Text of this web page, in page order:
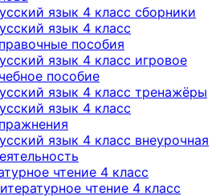
язык 4 класс сборники
язык 4 класс
пособия
язык 4 класс игровое
пособие
язык 4 класс тренажёры
язык 4 класс
язык 4 класс внеурочная
чтение 4 класс
чтение 4 класс